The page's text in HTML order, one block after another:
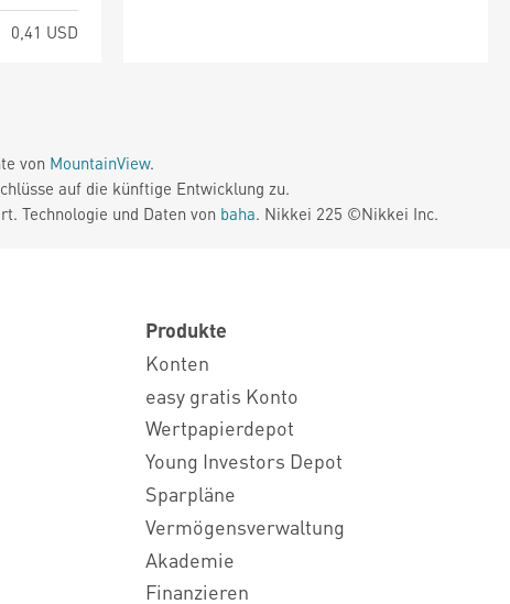
0,41 USD
von MountainView.
auf die künftige Entwicklung zu.
Technologie und Daten von baha. Nikkei 225 ©Nikkei Inc.
Produkte
Konten
easy gratis Konto
Wertpapierdepot
Young Investors Depot
Sparpläne
Vermögensverwaltung
Akademie
Finanzieren